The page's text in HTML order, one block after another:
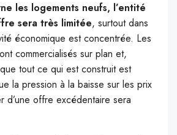
les logements neufs, l’entité
sera très limitée, surtout dans
économique est concentrée. Les
commercialisés sur plan et,
tout ce qui est construit est
la pression à la baisse sur les prix
d’une offre excédentaire sera